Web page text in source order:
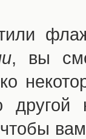
, вы
другой